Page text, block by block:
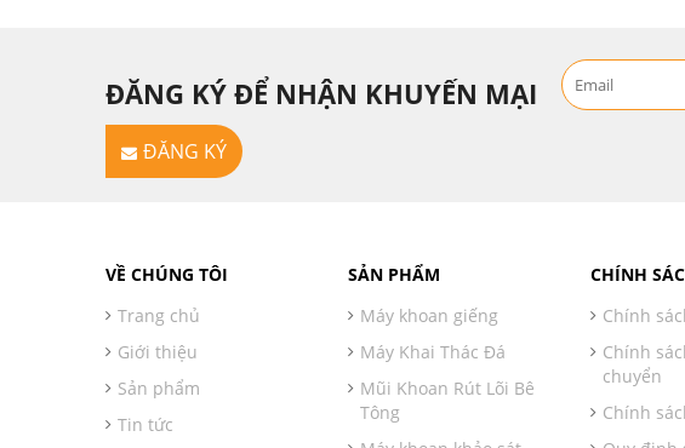
ĐĂNG KÝ ĐỂ NHẬN KHUYẾN MẠI
ĐĂNG KÝ
VỀ CHÚNG TÔI
Trang chủ
Giới thiệu
Sản phẩm
Tin tức
SẢN PHẨM
Máy khoan giếng
Máy Khai Thác Đá
Mũi Khoan Rút Lõi Bê
Tông
CHÍNH
Chính
Chính
chuyển
Chính